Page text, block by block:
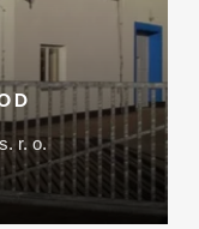
r. o.